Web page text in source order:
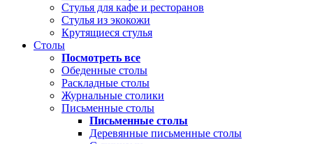
Стулья для кафе и ресторанов
Стулья из экокожи
Крутящиеся стулья
Столы
Посмотреть все
Обеденные столы
Раскладные столы
Журнальные столики
Письменные столы
Письменные столы
Деревянные письменные столы